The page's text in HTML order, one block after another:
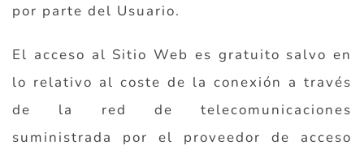
por parte del Usuario.
El acceso al Sitio Web es gratuito salvo en
lo relativo al coste de la conexión a través
de la red de telecomunicaciones
suministrada por el proveedor de acceso